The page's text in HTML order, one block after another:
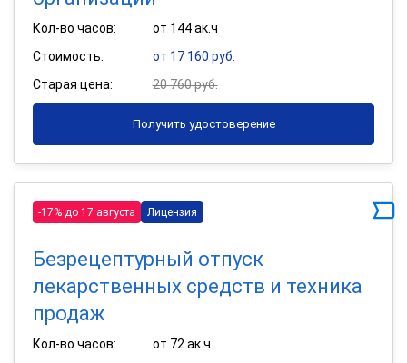
Кол-во часов:
от 144 ак.ч
Стоимость:
от 17 160 руб.
Старая цена:
20 760 руб.
Получить удостоверение
-17% до 17 августа Лицензия
Безрецептурный отпуск
лекарственных средств и техника
продаж
Кол-во часов:
от 72 ак.ч